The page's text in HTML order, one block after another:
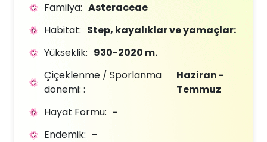
Familya: Asteraceae
Habitat: Step, kayalıklar ve yamaçlar:
Yükseklik: 930-2020 m.
Çiçeklenme / Sporlanma
dönemi: :
Haziran -
Temmuz
Hayat Formu: -
Endemik: -